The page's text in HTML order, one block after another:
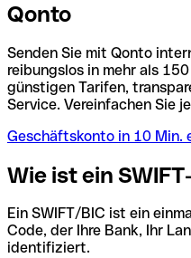
Qonto
Senden Sie mit Qonto
reibungslos in mehr als
günstigen Tarifen,
Service. Vereinfachen Sie
Geschäftskonto in 10 Min.
Wie ist ein
Ein SWIFT/BIC ist ein
Code, der Ihre Bank, Ihr
identifiziert.